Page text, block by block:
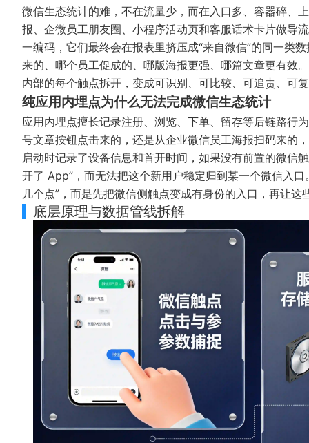
微信生态统计的难，不在流量少，而在入口多、容器碎、
报、企微员工朋友圈、小程序活动页和客服话术卡片做导
一编码，它们最终会在报表里挤压成“来自微信”的同一类
来的、哪个员工促成的、哪版海报更强、哪篇文章更有效
内部的每个触点拆开，变成可识别、可比较、可追责、可
纯应用内埋点为什么无法完成微信生态统计
应用内埋点擅长记录注册、浏览、下单、留存等后链路行
号文章按钮点击来的，还是从企业微信员工海报扫码来的
启动时记录了设备信息和首开时间，如果没有前置的微信
开了 App”，而无法把这个新用户稳定归到某一个微信入
几个点”，而是先把微信侧触点变成有身份的入口，再让
底层原理与数据管线拆解